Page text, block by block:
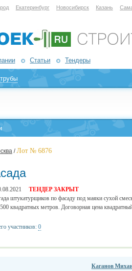
Екатеринбург Новосибирск Казань
Статьи Тендеры
/Лот № 6876
ТЕНДЕР ЗАКРЫТ
штукатурщиков по фасаду под маяки сухой
квадратных метров. Договорная цена
участников: 0
Каганов